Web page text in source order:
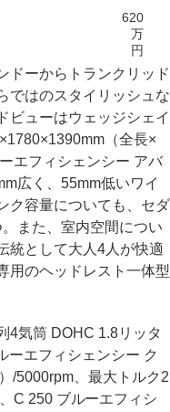
620
万
円
ーからトランクリッド
ではのスタイリッシュな
ビューはウェッジシェイ
（全長×
エフィシェンシー アバ
広く、55mm低いワイ
ク容量についても、セダ
また、室内空間につい
統として大人4人が快適
用のヘッドレスト一体型
4気筒 DOHC 1.8リッタ
ーエフィシェンシー ク
/5000rpm、最大トルク2
C 250 ブルーエフィシ